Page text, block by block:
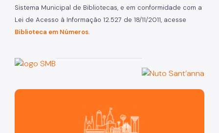
Sistema Municipal de Bibliotecas, e em conformidade com a
Lei de Acesso à Informação 12.527 de 18/11/2011, acesse
Biblioteca em Números.
São Paulo, cidade inteligente, resiliente e sustentável